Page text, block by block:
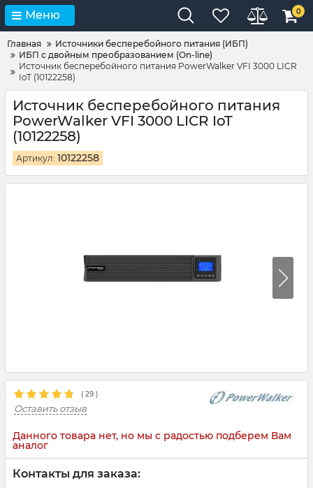
Меню 0
Главная
Источники бесперебойного питания (ИБП)
ИБП с двойным преобразованием (On-line)
Источник бесперебойного питания PowerWalker VFI 3000 LICR
IoT (10122258)
Источник бесперебойного питания
PowerWalker VFI 3000 LICR IoT
(10122258)
Артикул: 10122258
( 29 )
Оставить отзыв
Данного товара нет, но мы с радостью подберем Вам
аналог
Контакты для заказа: